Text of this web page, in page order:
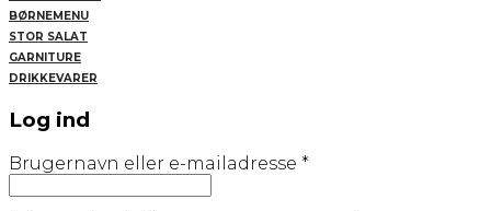
BØRNEMENU
STOR SALAT
GARNITURE
DRIKKEVARER
Log ind
Brugernavn eller e-mailadresse *